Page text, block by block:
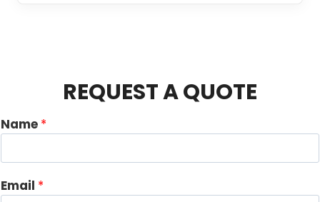
REQUEST A QUOTE
Name *
Email *